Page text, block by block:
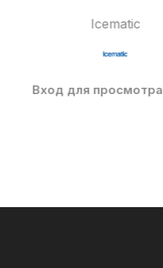
Icematic
Вход для